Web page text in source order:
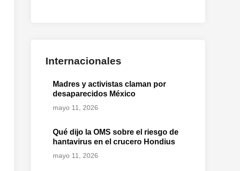
Internacionales
Madres y activistas claman por
desaparecidos México
mayo 11, 2026
Qué dijo la OMS sobre el riesgo de
hantavirus en el crucero Hondius
mayo 11, 2026